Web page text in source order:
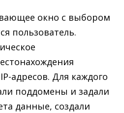
окно с выбором
пользователь.
адресов. Для каждого
поддомены и задали
данные, создали